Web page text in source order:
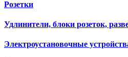
Розетки
Удлинители, блоки розеток,
Электроустановочные